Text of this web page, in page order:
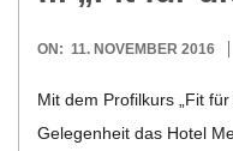
M
2016-
ON: 11. NOVEMBER 2016
Mit dem Pro­fil­kurs „Fit
Gele­gen­heit das Hotel